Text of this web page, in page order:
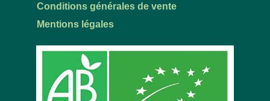
Conditions générales de vente
Mentions légales